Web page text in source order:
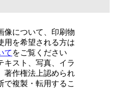
像について、印刷物
用を希望される方は
て をご覧ください
キスト、写真、イラ
著作権法上認められ
で複製・転用するこ